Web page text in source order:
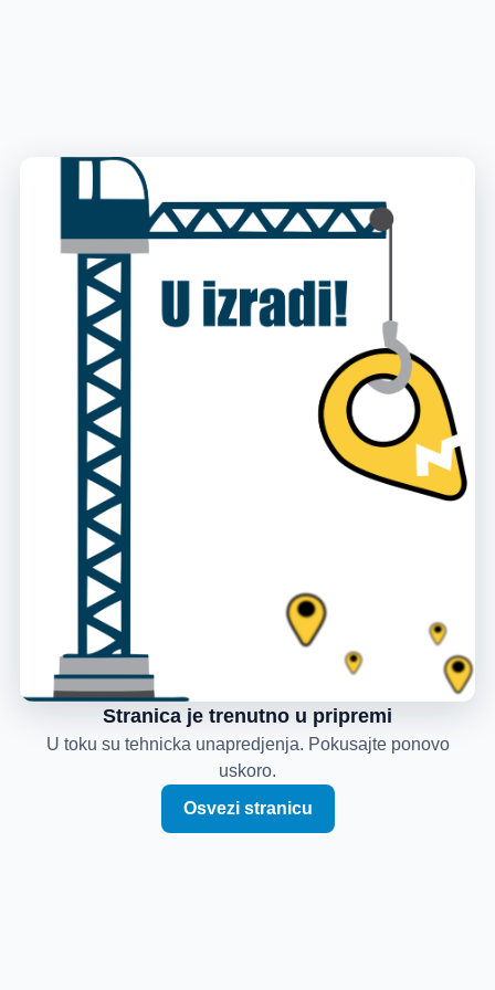
Stranica je trenutno u pripremi
U toku su tehnicka unapredjenja. Pokusajte ponovo
uskoro.
Osvezi stranicu